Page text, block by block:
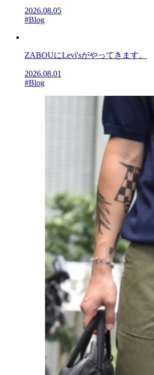
2026.08.05
#Blog
ZABOUにLevi'sがやってきます。
2026.08.01
#Blog